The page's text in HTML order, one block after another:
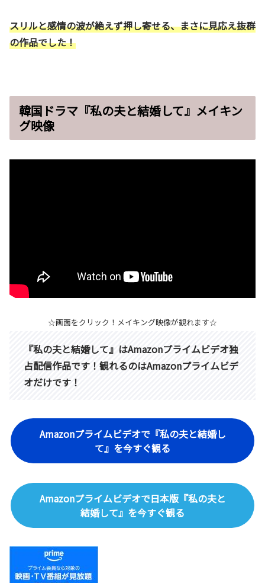
スリルと感情の波が絶えず押し寄せる、まさに見応え抜群
の作品でした！
韓国ドラマ『私の夫と結婚して』メイキン
グ映像
☆画面をクリック！メイキング映像が観れます☆
『私の夫と結婚して』はAmazonプライムビデオ独
占配信作品です！観れるのはAmazonプライムビデ
オだけです！
Amazonプライムビデオで『私の夫と結婚し
て』を今すぐ観る
Amazonプライムビデオで日本版『私の夫と
結婚して』を今すぐ観る